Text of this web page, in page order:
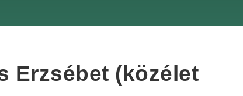
Erzsébet (közélet